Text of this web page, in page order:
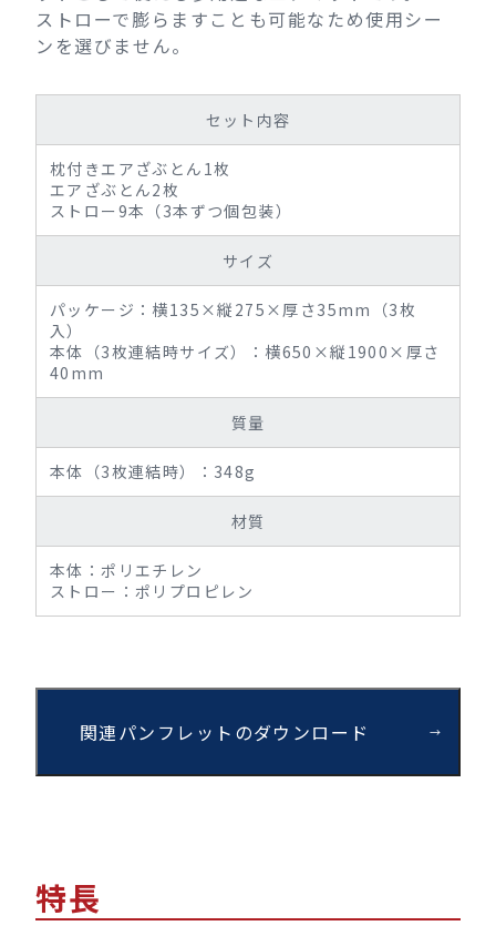
ストローで膨らますことも可能なため使用シー
ンを選びません。
セット内容
枕付きエアざぶとん1枚
エアざぶとん2枚
ストロー9本（3本ずつ個包装）
サイズ
パッケージ：横135×縦275×厚さ35mm（3枚
入）
本体（3枚連結時サイズ）：横650×縦1900×厚さ
40mm
質量
本体（3枚連結時）：348g
材質
本体：ポリエチレン
ストロー：ポリプロピレン
関連パンフレットのダウンロード
特長